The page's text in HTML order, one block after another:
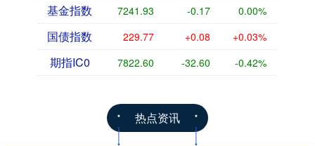
基金指数 7241.93 -0.17 0.00%
国债指数 229.77 +0.08 +0.03%
期指IC0 7822.60 -32.60 -0.42%
热点资讯